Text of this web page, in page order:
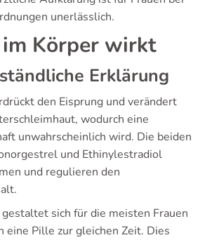
unerlässlich.
Körper wirkt
Erklärung
den Eisprung und verändert
wodurch eine
unwahrscheinlich wird. Die beiden
und Ethinylestradiol
und regulieren den
gestaltet sich für die meisten Frauen
eine Pille zur gleichen Zeit. Dies